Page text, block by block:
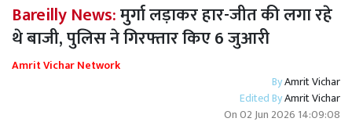
Bareilly News:मुर्गा लड़ाकर हार-जीत की लगा रहे
थे बाजी, पुलिस ने गिरफ्तार किए 6 जुआरी
Amrit Vichar Network
ByAmrit Vichar
Edited ByAmrit Vichar
On02 Jun 2026 14:09:08